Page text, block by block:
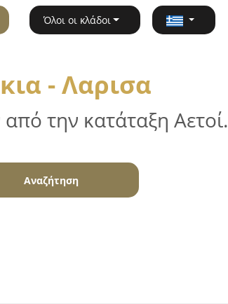
Όλοι οι κλάδοι
- Λαρισα
την κατάταξη Αετοί.
Αναζήτηση